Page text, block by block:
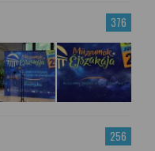
376
256